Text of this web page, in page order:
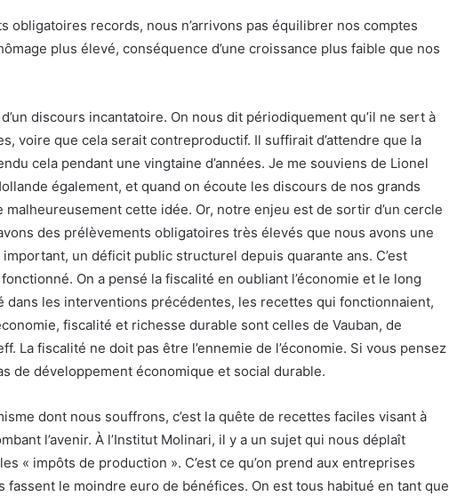
obligatoires records, nous n’arrivons pas équilibrer nos comptes
plus élevé, conséquence d’une croissance plus faible que nos
discours incantatoire. On nous dit périodiquement qu’il ne sert à
voire que cela serait contreproductif. Il suffirait d’attendre que la
cela pendant une vingtaine d’années. Je me souviens de Lionel
également, et quand on écoute les discours de nos grands
cette idée. Or, notre enjeu est de sortir d’un cercle
des prélèvements obligatoires très élevés que nous avons une
un déficit public structurel depuis quarante ans. C’est
On a pensé la fiscalité en oubliant l’économie et le long
dans les interventions précédentes, les recettes qui fonctionnaient,
fiscalité et richesse durable sont celles de Vauban, de
La fiscalité ne doit pas être l’ennemie de l’économie. Si vous pensez
de développement économique et social durable.
dont nous souffrons, c’est la quête de recettes faciles visant à
l’avenir. À l’Institut Molinari, il y a un sujet qui nous déplaît
« impôts de production ». C’est ce qu’on prend aux entreprises
fassent le moindre euro de bénéfices. On est tous habitué en tant que